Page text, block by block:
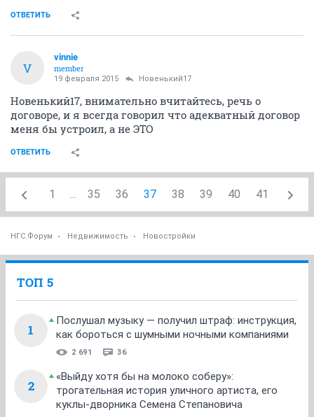
ОТВЕТИТЬ
V
vinnie
member
19 февраля 2015 Новенький17
Новенький17, внимательно вчитайтесь, речь о
договоре, и я всегда говорил что адекватный договор
меня бы устроил, а не ЭТО
ОТВЕТИТЬ
1 ... 35 36 37 38 39 40 41
НГС.Форум Недвижимость Новостройки
ТОП 5
1
Послушал музыку — получил штраф: инструкция,
как бороться с шумными ночными компаниями
2 691 36
2
«Выйду хотя бы на молоко соберу»:
трогательная история уличного артиста, его
куклы-дворника Семена Степановича